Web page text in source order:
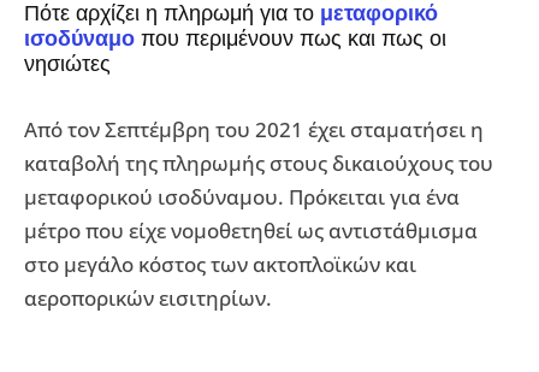
Πότε αρχίζει η πληρωμή για το μεταφορικό
ισοδύναμο που περιμένουν πως και πως οι
νησιώτες
Από τον Σεπτέμβρη του 2021 έχει σταματήσει η
καταβολή της πληρωμής στους δικαιούχους του
μεταφορικού ισοδύναμου. Πρόκειται για ένα
μέτρο που είχε νομοθετηθεί ως αντιστάθμισμα
στο μεγάλο κόστος των ακτοπλοϊκών και
αεροπορικών εισιτηρίων.